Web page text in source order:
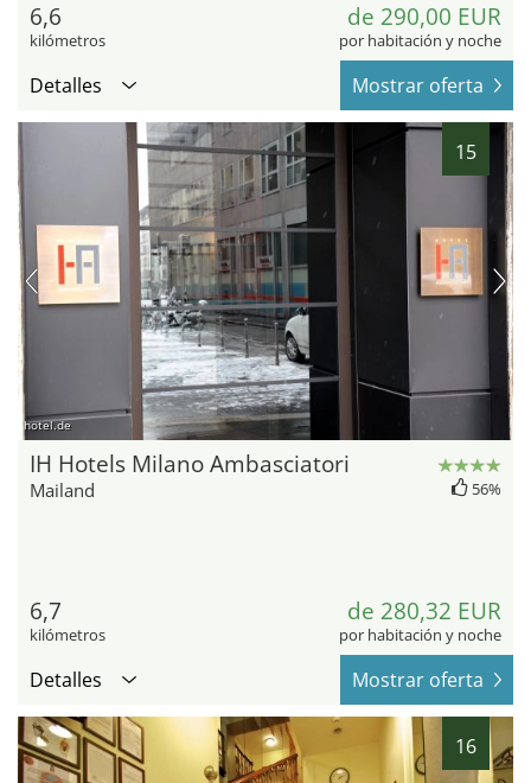
6,6
kilómetros
de 290,00 EUR
por habitación y noche
Detalles Mostrar oferta
15
hotel.de
IH Hotels Milano Ambasciatori
Mailand 56%
6,7
kilómetros
de 280,32 EUR
por habitación y noche
Detalles Mostrar oferta
16